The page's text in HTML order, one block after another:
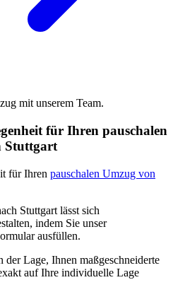
mit unserem Team.
für Ihren pauschalen
Stuttgart
für Ihren pauschalen Umzug von
Stuttgart lässt sich
indem Sie unser
ausfüllen.
Lage, Ihnen maßgeschneiderte
auf Ihre individuelle Lage